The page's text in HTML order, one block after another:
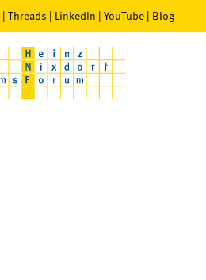
| Threads | LinkedIn | YouTube | Blog